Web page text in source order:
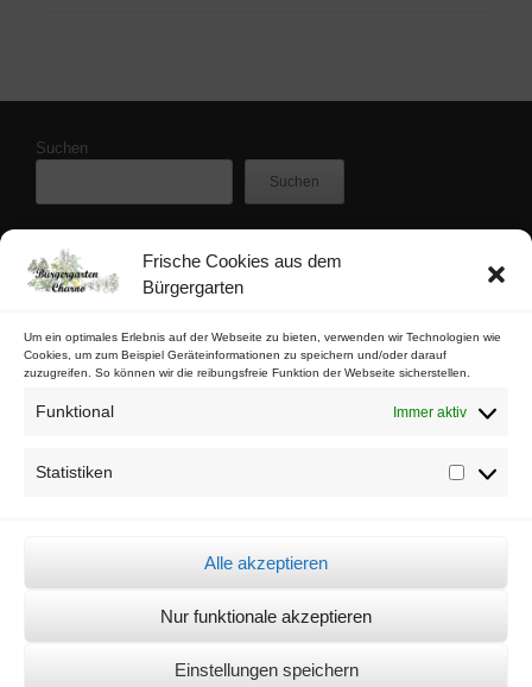
Frische Cookies aus dem
Bürgergarten
Um ein optimales Erlebnis auf der Webseite zu bieten, verwenden wir Technologien wie
Cookies, um zum Beispiel Geräteinformationen zu speichern und/oder darauf
zuzugreifen. So können wir die reibungsfreie Funktion der Webseite sicherstellen.
Funktional Immer aktiv
Statistiken
Alle akzeptieren
Nur funktionale akzeptieren
Einstellungen speichern
Suchen
Suchen
Zuletzt veröffentlicht
Buschfunk-Rezensionen: Gartenkrimis von Maren Gießwald
Buschfunk-Rezensionen: Schrebergartenkrimis von Mona Nikolay
Tschaabgsi-Körbchen
© Bürgergarten Charlottenburg Nord 2026 -
Sämtliche Bilder auf dieser
Seite dürfen unter der Quellenangabe "© Bürgergarten Charno"